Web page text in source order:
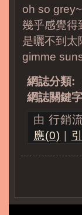
oh so grey~
幾乎感覺得
是曬不到太
gimme
網誌分類:
網誌關鍵
由 行銷
應(0)